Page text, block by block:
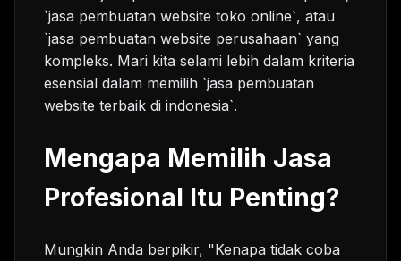
`jasa pembuatan website toko online`, atau
`jasa pembuatan website perusahaan` yang
kompleks. Mari kita selami lebih dalam kriteria
esensial dalam memilih `jasa pembuatan
website terbaik di indonesia`.
Mengapa Memilih Jasa
Profesional Itu Penting?
Mungkin Anda berpikir, "Kenapa tidak coba